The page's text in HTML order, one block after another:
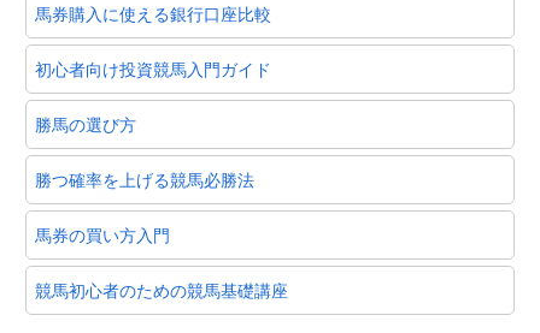
馬券購入に使える銀行口座比較
初心者向け投資競馬入門ガイド
勝馬の選び方
勝つ確率を上げる競馬必勝法
馬券の買い方入門
競馬初心者のための競馬基礎講座